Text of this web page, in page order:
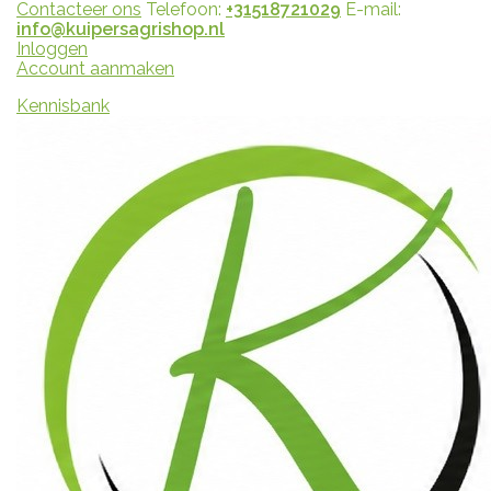
Contacteer ons Telefoon: +31518721029 E-mail:
info@kuipersagrishop.nl
Inloggen
Account aanmaken
Kennisbank